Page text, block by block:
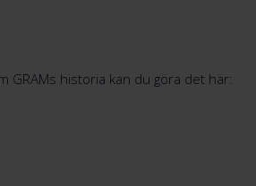
GRAMs historia kan du göra det här: